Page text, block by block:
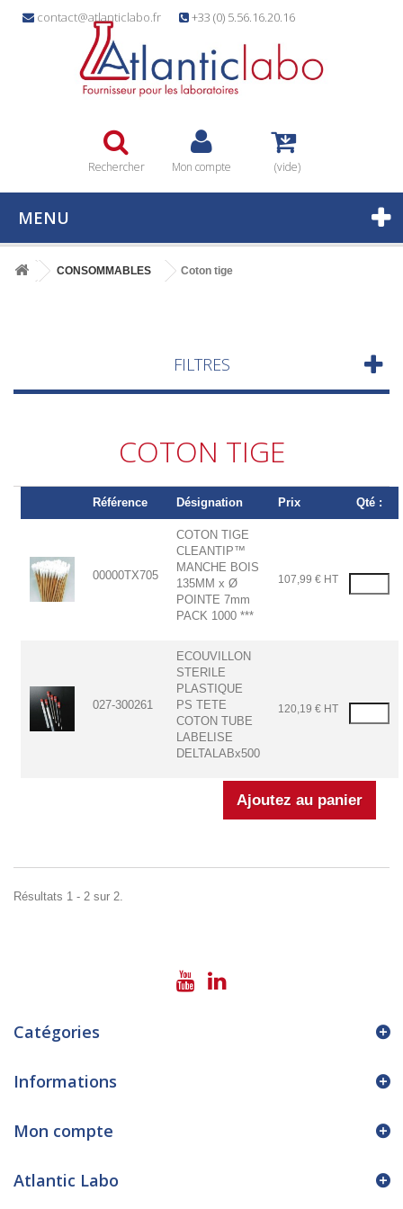
contact@atlanticlabo.fr +33 (0) 5.56.16.20.16
Rechercher Mon compte (vide)
MENU
CONSOMMABLES Coton tige
FILTRES
COTON TIGE
Référence Désignation Prix Qté :
00000TX705
COTON TIGE
CLEANTIP™
MANCHE BOIS
135MM x Ø
POINTE 7mm
PACK 1000 ***
107,99 € HT
027-300261
ECOUVILLON
STERILE
PLASTIQUE
PS TETE
COTON TUBE
LABELISE
DELTALABx500
120,19 € HT
Résultats 1 - 2 sur 2.
Catégories
Informations
Mon compte
Atlantic Labo